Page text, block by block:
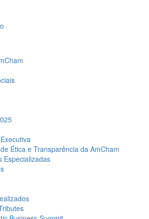
Ética e Transparência da AmCham
Especializadas